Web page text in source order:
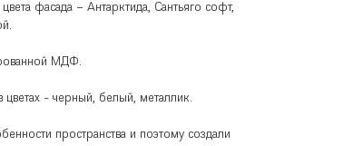
фасада – Антарктида, Сантьяго софт,
МДФ.
- черный, белый, металлик.
пространства и поэтому создали